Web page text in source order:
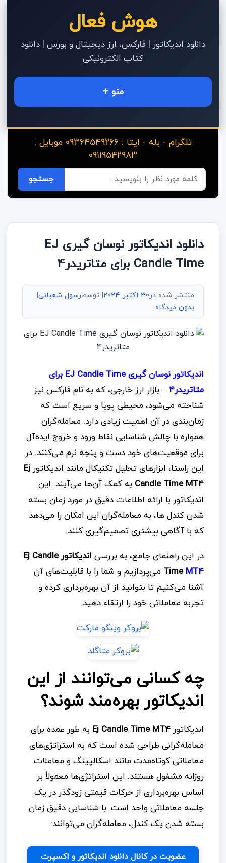
هوش فعال
دانلود اندیکاتور | فارکس، ارز دیجیتال و بورس | دانلود
کتاب الکترونیکی
منو +
تلگرام - بله - ایتا : 09364549266 موبایل :
09119542983
دانلود اندیکاتور نوسان گیری EJ
Candle Time برای متاتریدر4
منتشر شده در30 اکتبر 2024 | توسطرسول شعبانی|
بدون دیدگاه
اندیکاتور نوسان گیری EJ Candle Time برای
متاتریدر4
– بازار ارز خارجی، که به نام فارکس نیز
شناخته می‌شود، محیطی پویا و سریع است که
زمان‌بندی در آن اهمیت زیادی دارد. معامله‌گران
همواره با چالش شناسایی نقاط ورود و خروج ایده‌آل
برای موقعیت‌های خود دست و پنجه نرم می‌کنند. در
این راستا، ابزارهای تحلیل تکنیکال مانند اندیکاتورEj
Candle Time MT4 به کمک آن‌ها می‌آیند. این
اندیکاتور با ارائه اطلاعات دقیق در مورد زمان بسته
شدن کندل ها، به معامله‌گران این امکان را می‌دهد
که با آگاهی بیشتری تصمیم‌گیری کنند.
در این راهنمای جامع، به بررسی
اندیکاتور Ej Candle
Time MT4
می‌پردازیم و شما را با قابلیت‌های آن
آشنا می‌کنیم تا بتوانید از آن بهره‌برداری کرده و
تجربه معاملاتی خود را ارتقاء دهید.
چه کسانی می‌توانند از این
اندیکاتور بهره‌مند شوند؟
اندیکاتورEj Candle Time MT4 به طور عمده برای
معامله‌گرانی طراحی شده است که به استراتژی‌های
معاملاتی کوتاه‌مدت مانند اسکالپینگ و معاملات
روزانه مشغول هستند. این استراتژی‌ها معمولاً بر
اساس بهره‌برداری از حرکات قیمتی زودگذر در یک
جلسه معاملاتی واحد است. با شناسایی دقیق زمان
بسته شدن یک کندل، معامله‌گران می‌توانند:
عضویت در کانال دانلود اندیکاتور و اکسپرت